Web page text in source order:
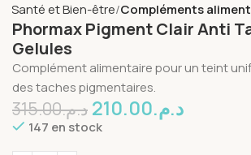
Santé et Bien-être Compléments
Phormax Pigment Clair Anti
Gelules
Complément alimentaire pour un teint
des taches pigmentaires.
د.م.315.00 د.م.210.00
147 en stock